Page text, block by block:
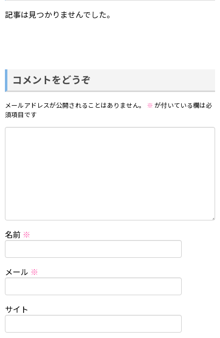
記事は見つかりませんでした。
コメントをどうぞ
メールアドレスが公開されることはありません。 ※ が付いている欄は必
須項目です
名前 ※
メール ※
サイト